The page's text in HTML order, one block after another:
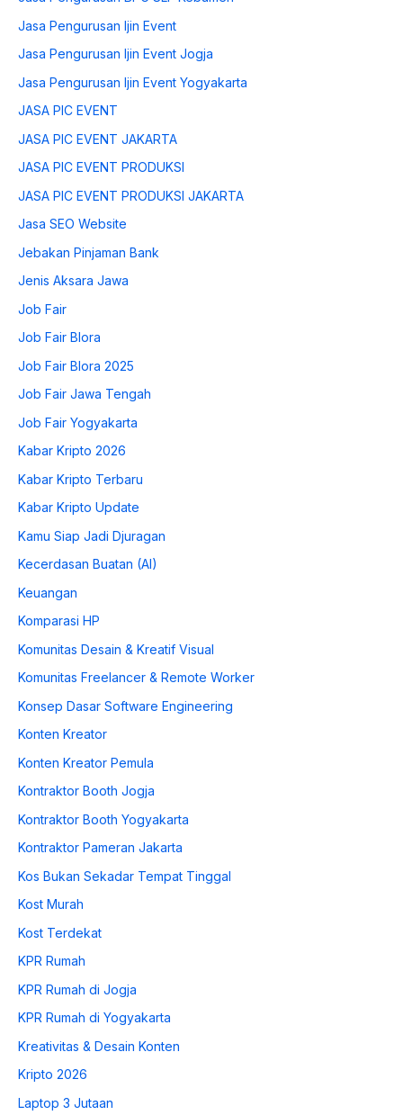
Jasa Pengurusan Ijin Event
Jasa Pengurusan Ijin Event Jogja
Jasa Pengurusan Ijin Event Yogyakarta
JASA PIC EVENT
JASA PIC EVENT JAKARTA
JASA PIC EVENT PRODUKSI
JASA PIC EVENT PRODUKSI JAKARTA
Jasa SEO Website
Jebakan Pinjaman Bank
Jenis Aksara Jawa
Job Fair
Job Fair Blora
Job Fair Blora 2025
Job Fair Jawa Tengah
Job Fair Yogyakarta
Kabar Kripto 2026
Kabar Kripto Terbaru
Kabar Kripto Update
Kamu Siap Jadi Djuragan
Kecerdasan Buatan (AI)
Keuangan
Komparasi HP
Komunitas Desain & Kreatif Visual
Komunitas Freelancer & Remote Worker
Konsep Dasar Software Engineering
Konten Kreator
Konten Kreator Pemula
Kontraktor Booth Jogja
Kontraktor Booth Yogyakarta
Kontraktor Pameran Jakarta
Kos Bukan Sekadar Tempat Tinggal
Kost Murah
Kost Terdekat
KPR Rumah
KPR Rumah di Jogja
KPR Rumah di Yogyakarta
Kreativitas & Desain Konten
Kripto 2026
Laptop 3 Jutaan